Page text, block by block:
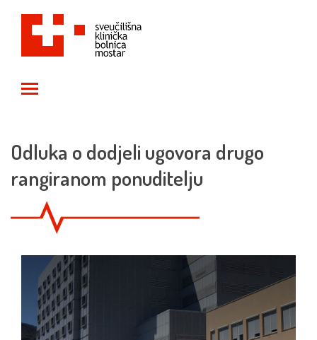
Odluka o dodjeli ugovora drugo
rangiranom ponuditelju